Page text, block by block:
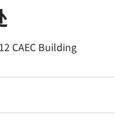
CAEC Building